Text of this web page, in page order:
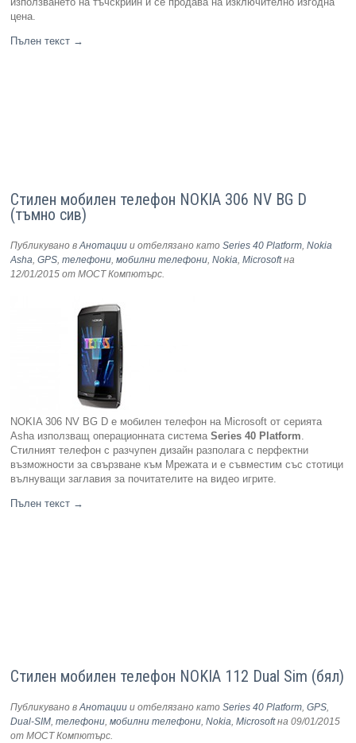
цена.
Пълен текст →
Стилен мобилен телефон NOKIA 306 NV BG D
(тъмно сив)
Публикувано вАнотации и отбелязано катоSeries 40 Platform,Nokia
Asha,GPS,телефони,мобилни телефони,Nokia,Microsoftна
12/01/2015 от МОСТ Компютърс.
NOKIA 306 NV BG D e мобилен телефон на Microsoft от серията
Asha използващ операционната системаSeries 40 Platform.
Стилният телефон с разчупен дизайн разполага с перфектни
възможности за свързване към Мрежата и е съвместим със стотици
вълнуващи заглавия за почитателите на видео игрите.
Пълен текст →
Стилен мобилен телефон NOKIA 112 Dual Sim (бял)
Публикувано вАнотации и отбелязано катоSeries 40 Platform,GPS,
Dual-SIM,телефони,мобилни телефони,Nokia,Microsoftна 09/01/2015
от МОСТ Компютърс.